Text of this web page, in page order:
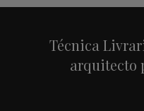
Técnica
arquitecto